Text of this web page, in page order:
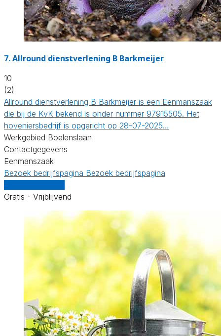
7.Allround dienstverlening B Barkmeijer
10
(2)
Allround dienstverlening B Barkmeijer is een Eenmanszaak
die bij de KvK bekend is onder nummer 97915505. Het
hoveniersbedrijf is opgericht op 28-07-2025…
Werkgebied Boelenslaan
Contactgegevens
Eenmanszaak
Bezoek bedrijfspagina Bezoek bedrijfspagina
Gratis - Vrijblijvend